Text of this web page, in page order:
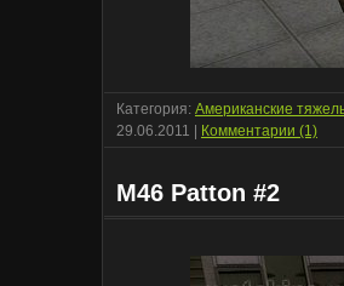
Категория: Американские
29.06.2011
Комментарии (1)
M46 Patton #2